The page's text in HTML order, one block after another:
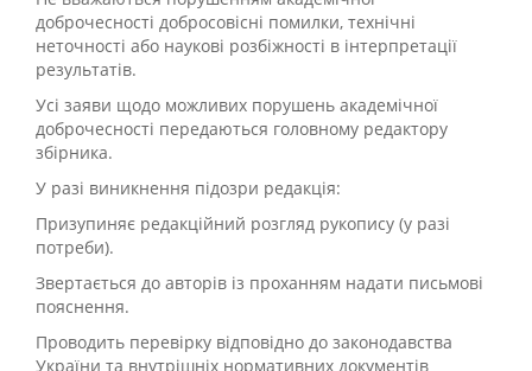
доброчесності добросовісні помилки, технічні
неточності або наукові розбіжності в інтерпретації
результатів.
Усі заяви щодо можливих порушень академічної
доброчесності передаються головному редактору
збірника.
У разі виникнення підозри редакція:
Призупиняє редакційний розгляд рукопису (у разі
потреби).
Звертається до авторів із проханням надати письмові
пояснення.
Проводить перевірку відповідно до законодавства
України та внутрішніх нормативних документів